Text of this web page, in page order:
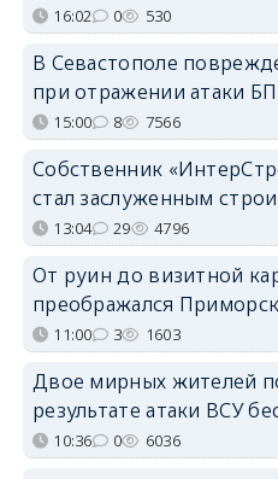
16:02 0 530
В Севастополе
при отражении атаки
15:00 8 7566
Собственник
стал заслуженным
13:04 29 4796
От руин до визитной
преображался
11:00 3 1603
Двое мирных жителей
результате атаки ВСУ
10:36 0 6036